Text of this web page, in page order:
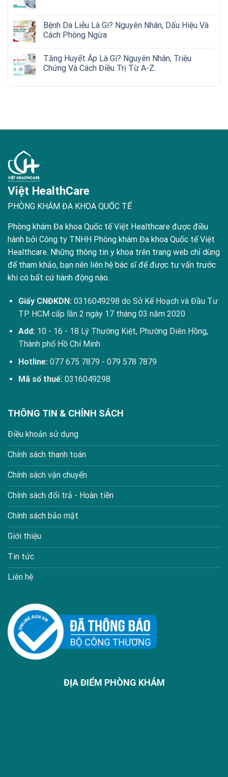
Bệnh Da Liễu Là Gì? Nguyên Nhân, Dấu Hiệu Và
Cách Phòng Ngừa
Tăng Huyết Áp Là Gì? Nguyên Nhân, Triệu
Chứng Và Cách Điều Trị Từ A-Z.
Việt HealthCare
PHÒNG KHÁM ĐA KHOA QUỐC TẾ
Phòng khám Đa khoa Quốc tế Việt Healthcare được điều
hành bởi Công ty TNHH Phòng khám Đa khoa Quốc tế Việt
Healthcare. Những thông tin y khoa trên trang web chỉ dùng
để tham khảo, bạn nên liên hệ bác sĩ để được tư vấn trước
khi có bất cứ hành động nào.
Giấy CNĐKDN:0316049298 do Sở Kế Hoạch và Đầu Tư
TP HCM cấp lần 2 ngày 17 tháng 03 năm 2020
Add:10 - 16 - 18 Lý Thường Kiệt, Phường Diên Hồng,
Thành phố Hồ Chí Minh
Hotline: 077 675 7879- 079 578 7879
Mã số thuế:0316049298
THÔNG TIN & CHÍNH SÁCH
Điều khoản sử dụng
Chính sách thanh toán
Chính sách vận chuyển
Chính sách đổi trả - Hoàn tiền
Chính sách bảo mật
Giới thiệu
Tin tức
Liên hệ
ĐỊA ĐIỂM PHÒNG KHÁM